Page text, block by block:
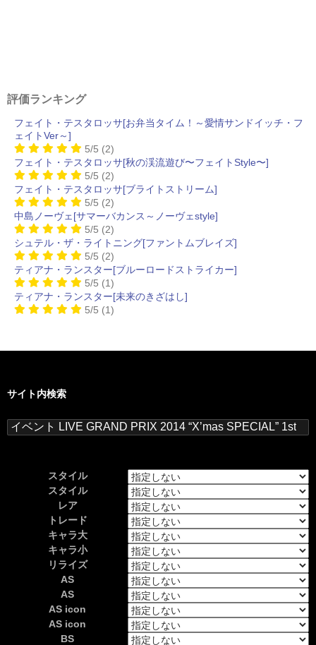
評価ランキング
フェイト・テスタロッサ[お弁当タイム！～愛情サンドイッチ・フ
ェイトVer～]
5/5 (2)
フェイト・テスタロッサ[秋の渓流遊び〜フェイトStyle〜]
5/5 (2)
フェイト・テスタロッサ[ブライトストリーム]
5/5 (2)
中島ノーヴェ[サマーバカンス～ノーヴェstyle]
5/5 (2)
シュテル・ザ・ライトニング[ファントムブレイズ]
5/5 (2)
ティアナ・ランスター[ブルーロードストライカー]
5/5 (1)
ティアナ・ランスター[未来のきざはし]
5/5 (1)
サイト内検索
検
索:
スタイル
スタイル
レア
トレード
キャラ大
キャラ小
リライズ
AS
AS
AS icon
AS icon
BS